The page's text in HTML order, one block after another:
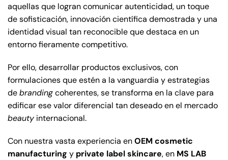
aquellas que logran comunicar autenticidad, un toque
de sofisticación, innovación científica demostrada y una
identidad visual tan reconocible que destaca en un
entorno fieramente competitivo.
Por ello, desarrollar productos exclusivos, con
formulaciones que estén a la vanguardia y estrategias
debrandingcoherentes, se transforma en la clave para
edificar ese valor diferencial tan deseado en el mercado
beauty internacional.
Con nuestra vasta experiencia enOEM cosmetic
manufacturing y private label skincare, en MS LAB